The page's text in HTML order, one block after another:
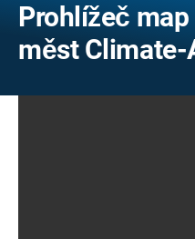
Prohlížeč
měst Climate-